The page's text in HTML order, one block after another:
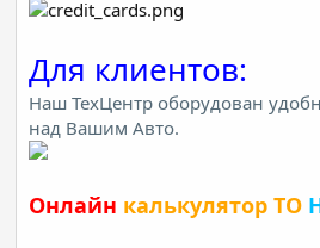
Для клиентов:
Наш ТехЦентр оборудован
над Вашим Авто.
Онлайн калькулятор ТО